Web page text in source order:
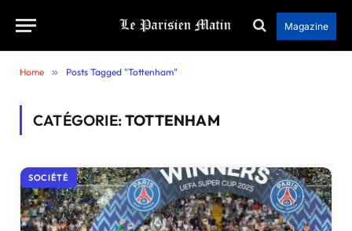
Magazine
Home » Posts Tagged "Tottenham"
CATÉGORIE:TOTTENHAM
SOCIÉTÉ